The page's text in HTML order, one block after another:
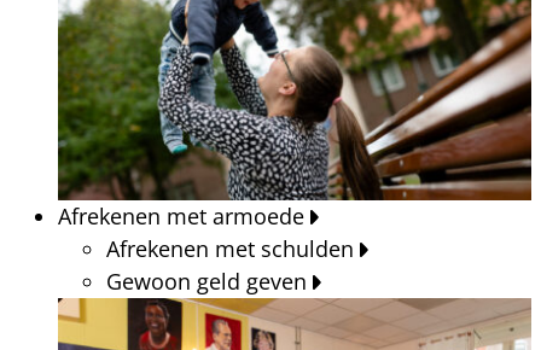
Afrekenen met armoede
Afrekenen met schulden
Gewoon geld geven